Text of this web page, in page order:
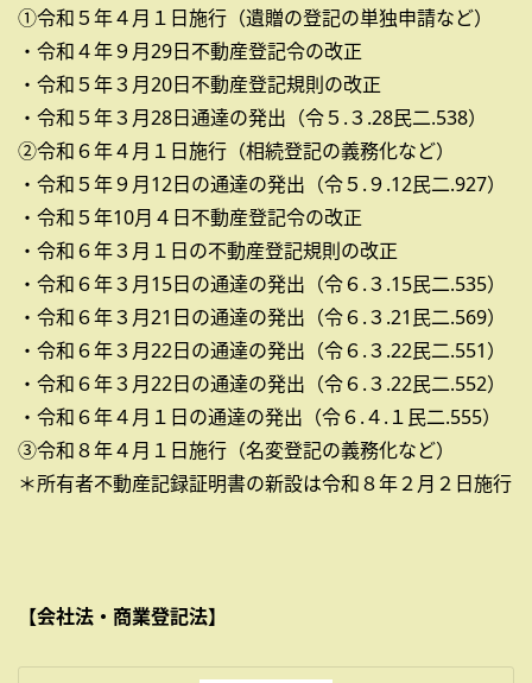
①令和５年４月１日施行（遺贈の登記の単独申請など）
・令和４年９月29日不動産登記令の改正
・令和５年３月20日不動産登記規則の改正
・令和５年３月28日通達の発出（令５.３.28民二.538）
②令和６年４月１日施行（相続登記の義務化など）
・令和５年９月12日の通達の発出（令５.９.12民二.927）
・令和５年10月４日不動産登記令の改正
・令和６年３月１日の不動産登記規則の改正
・令和６年３月15日の通達の発出（令６.３.15民二.535）
・令和６年３月21日の通達の発出（令６.３.21民二.569）
・令和６年３月22日の通達の発出（令６.３.22民二.551）
・令和６年３月22日の通達の発出（令６.３.22民二.552）
・令和６年４月１日の通達の発出（令６.４.１民二.555）
③令和８年４月１日施行（名変登記の義務化など）
＊所有者不動産記録証明書の新設は令和８年２月２日施行
【会社法・商業登記法】